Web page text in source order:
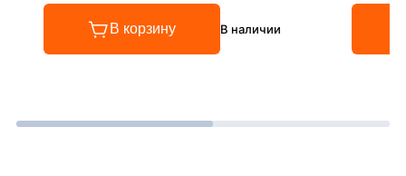
В корзину В наличии